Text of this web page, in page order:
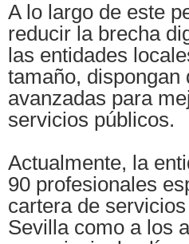
A lo largo de este
reducir la brecha
las entidades
tamaño, dispongan
avanzadas para
servicios públicos.
Actualmente, la
90 profesionales
cartera de
Sevilla como a los